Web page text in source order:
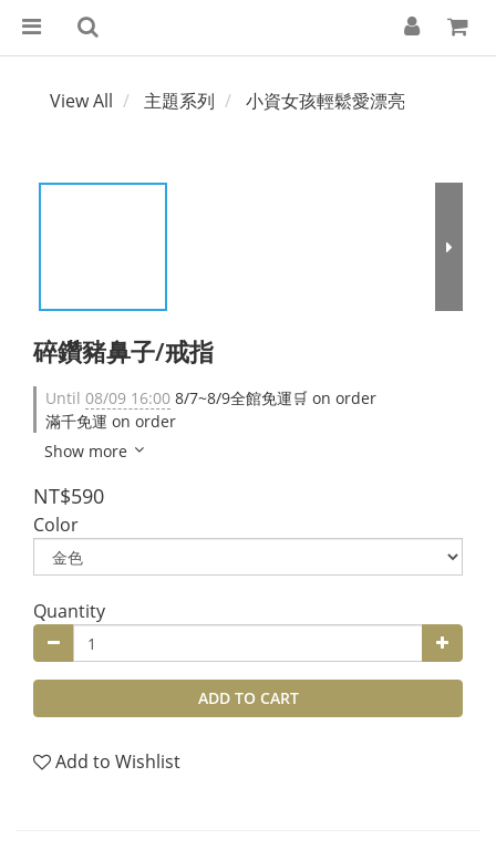
View All 主題系列 小資女孩輕鬆愛漂亮
碎鑽豬鼻子/戒指
Until 08/09 16:00 8/7~8/9全館免運🛒 on order
滿千免運 on order
Show more
NT$590
Color
Quantity
ADD TO CART
Add to Wishlist